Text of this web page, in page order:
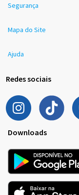
Segurança
Mapa do Site
Ajuda
Redes sociais
Downloads